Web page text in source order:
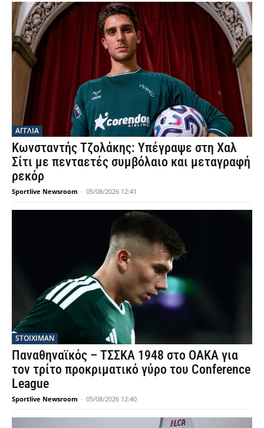
ΑΓΓΛΙΑ
Κωνσταντής Τζολάκης: Υπέγραψε στη Χαλ
Σίτι με πενταετές συμβόλαιο και μεταγραφή
ρεκόρ
Sportlive Newsroom - 05/08/2026 12:41
STOIXIMAN
Παναθηναϊκός – ΤΣΣΚΑ 1948 στο ΟΑΚΑ για
τον τρίτο προκριματικό γύρο του Conference
League
Sportlive Newsroom - 05/08/2026 12:40